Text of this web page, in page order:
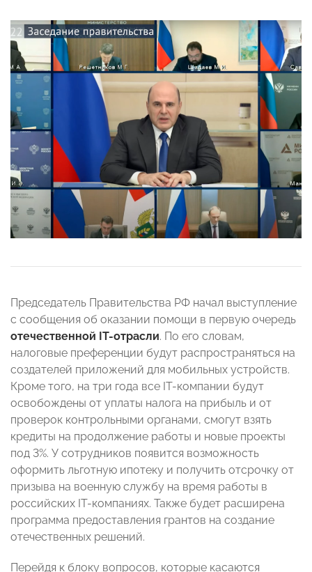
Председатель Правительства РФ начал выступление
с сообщения об оказании помощи в первую очередь
отечественной IT-отрасли. По его словам,
налоговые преференции будут распространяться на
создателей приложений для мобильных устройств.
Кроме того, на три года все IT-компании будут
освобождены от уплаты налога на прибыль и от
проверок контрольными органами, смогут взять
кредиты на продолжение работы и новые проекты
под 3%. У сотрудников появится возможность
оформить льготную ипотеку и получить отсрочку от
призыва на военную службу на время работы в
российских IT-компаниях. Также будет расширена
программа предоставления грантов на создание
отечественных решений.
Перейдя к блоку вопросов, которые касаются